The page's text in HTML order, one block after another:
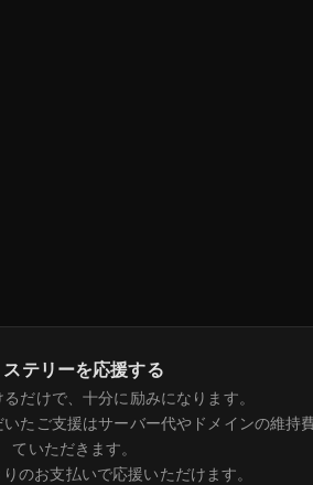
ステリーを応援する
だけで、十分に励みになります。
たご支援はサーバー代やドメインの維持
ていただきます。
のお支払いで応援いただけます。